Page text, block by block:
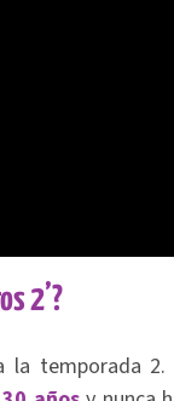
2’?
la temporada 2.